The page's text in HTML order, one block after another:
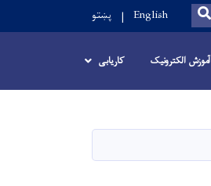
SEARCH
English پښتو
آموزش الکترونیک کاریابی